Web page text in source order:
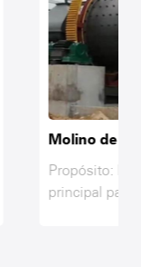
húmedo
es el equipo
mat...